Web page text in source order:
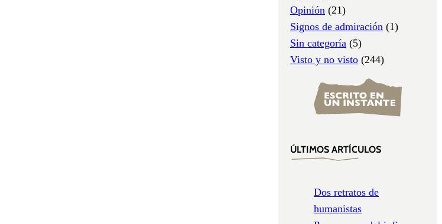
Opinión (21)
Signos de admiración (1)
Sin categoría (5)
Visto y no visto (244)
ÚLTIMOS ARTÍCULOS
Dos retratos de
humanistas